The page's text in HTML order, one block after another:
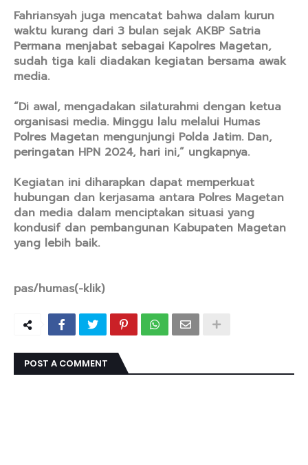
Fahriansyah juga mencatat bahwa dalam kurun
waktu kurang dari 3 bulan sejak AKBP Satria
Permana menjabat sebagai Kapolres Magetan,
sudah tiga kali diadakan kegiatan bersama awak
media.
“Di awal, mengadakan silaturahmi dengan ketua
organisasi media. Minggu lalu melalui Humas
Polres Magetan mengunjungi Polda Jatim. Dan,
peringatan HPN 2024, hari ini,” ungkapnya.
Kegiatan ini diharapkan dapat memperkuat
hubungan dan kerjasama antara Polres Magetan
dan media dalam menciptakan situasi yang
kondusif dan pembangunan Kabupaten Magetan
yang lebih baik.
pas/humas(-klik)
POST A COMMENT